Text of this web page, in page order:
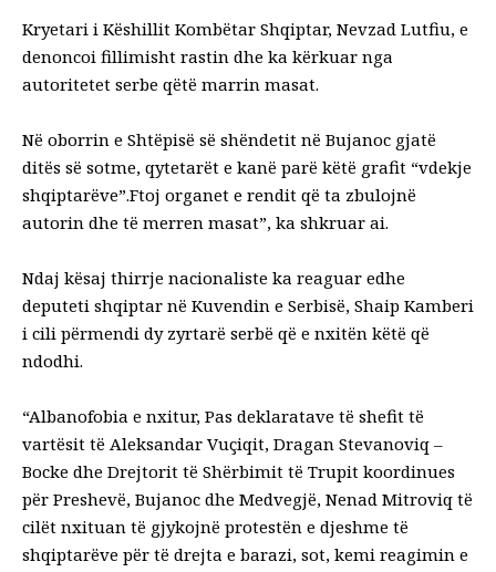
Kryetari i Këshillit Kombëtar Shqiptar, Nevzad Lutfiu, e
denoncoi fillimisht rastin dhe ka kërkuar nga
autoritetet serbe qëtë marrin masat.
Në oborrin e Shtëpisë së shëndetit në Bujanoc gjatë
ditës së sotme, qytetarët e kanë parë këtë grafit “vdekje
shqiptarëve”.Ftoj organet e rendit që ta zbulojnë
autorin dhe të merren masat”, ka shkruar ai.
Ndaj kësaj thirrje nacionaliste ka reaguar edhe
deputeti shqiptar në Kuvendin e Serbisë, Shaip Kamberi
i cili përmendi dy zyrtarë serbë që e nxitën këtë që
ndodhi.
“Albanofobia e nxitur, Pas deklaratave të shefit të
vartësit të Aleksandar Vuçiqit, Dragan Stevanoviq –
Bocke dhe Drejtorit të Shërbimit të Trupit koordinues
për Preshevë, Bujanoc dhe Medvegjë, Nenad Mitroviq të
cilët nxituan të gjykojnë protestën e djeshme të
shqiptarëve për të drejta e barazi, sot, kemi reagimin e